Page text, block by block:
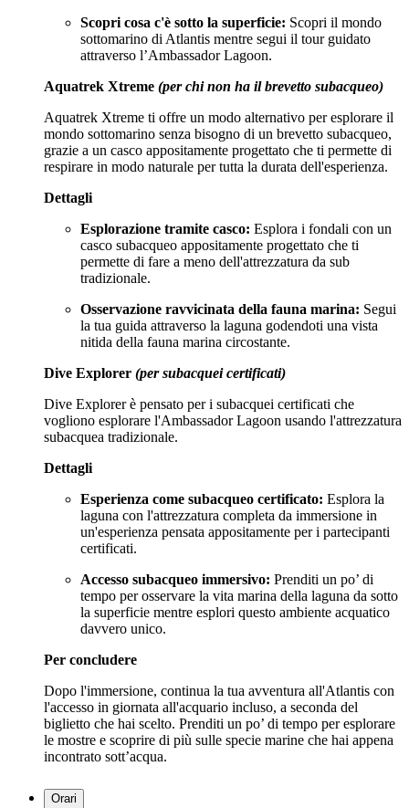
Scopri cosa c'è sotto la superficie: Scopri il mondo
sottomarino di Atlantis mentre segui il tour guidato
attraverso l’Ambassador Lagoon.
Aquatrek Xtreme (per chi non ha il brevetto subacqueo)
Aquatrek Xtreme ti offre un modo alternativo per esplorare il
mondo sottomarino senza bisogno di un brevetto subacqueo,
grazie a un casco appositamente progettato che ti permette di
respirare in modo naturale per tutta la durata dell'esperienza.
Dettagli
Esplorazione tramite casco: Esplora i fondali con un
casco subacqueo appositamente progettato che ti
permette di fare a meno dell'attrezzatura da sub
tradizionale.
Osservazione ravvicinata della fauna marina: Segui
la tua guida attraverso la laguna godendoti una vista
nitida della fauna marina circostante.
Dive Explorer (per subacquei certificati)
Dive Explorer è pensato per i subacquei certificati che
vogliono esplorare l'Ambassador Lagoon usando l'attrezzatura
subacquea tradizionale.
Dettagli
Esperienza come subacqueo certificato: Esplora la
laguna con l'attrezzatura completa da immersione in
un'esperienza pensata appositamente per i partecipanti
certificati.
Accesso subacqueo immersivo: Prenditi un po’ di
tempo per osservare la vita marina della laguna da sotto
la superficie mentre esplori questo ambiente acquatico
davvero unico.
Per concludere
Dopo l'immersione, continua la tua avventura all'Atlantis con
l'accesso in giornata all'acquario incluso, a seconda del
biglietto che hai scelto. Prenditi un po’ di tempo per esplorare
le mostre e scoprire di più sulle specie marine che hai appena
incontrato sott’acqua.
Orari